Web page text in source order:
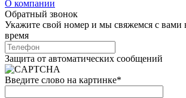
О компании
Обратный звонок
Укажите свой номер и мы свяжемся с вами
время
Защита от автоматических сообщений
Введите слово на картинке*